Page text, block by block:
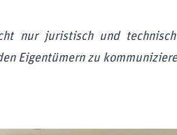
nur juristisch und
Eigentümern zu